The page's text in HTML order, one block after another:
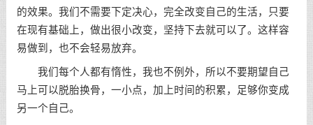
的效果。我们不需要下定决心，完全改变自己的生活，只要
在现有基础上，做出很小改变，坚持下去就可以了。这样容
易做到，也不会轻易放弃。
我们每个人都有惰性，我也不例外，所以不要期望自己
马上可以脱胎换骨，一小点，加上时间的积累，足够你变成
另一个自己。